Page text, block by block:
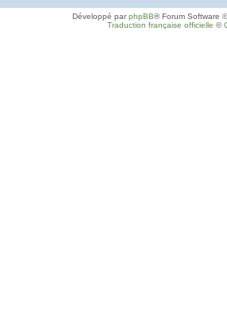
Développé parphpBB® Forum Software
Traduction française officielle ©